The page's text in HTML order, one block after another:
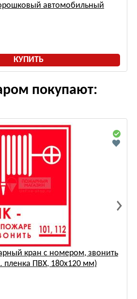
автомобильный
КУПИТЬ
покупают:
кран с номером, звонить
пленка ПВХ, 180х120 мм)